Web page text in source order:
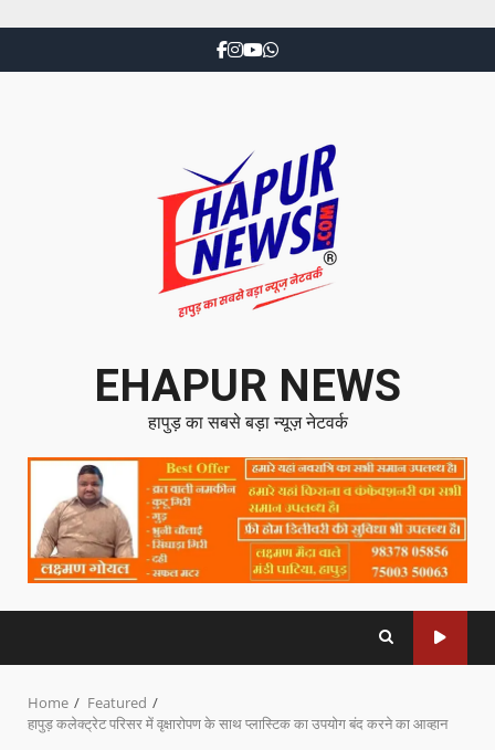
EHAPUR NEWS
हापुड़ का सबसे बड़ा न्यूज़ नेटवर्क
Home
Featured
हापुड़ कलेक्ट्रेट परिसर में वृक्षारोपण के साथ प्लास्टिक का उपयोग बंद करने का आव्हान